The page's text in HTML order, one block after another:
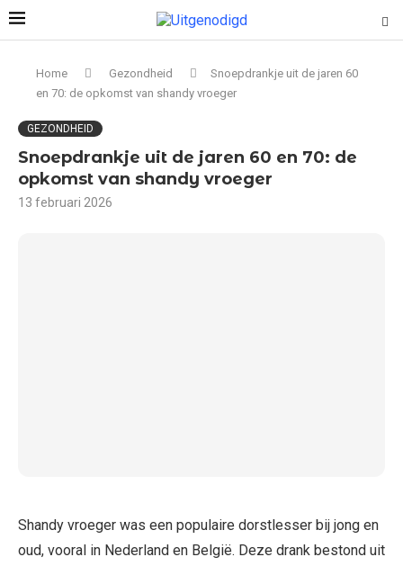
Home Gezondheid
Snoepdrankje uit de jaren 60
en 70: de opkomst van shandy vroeger
GEZONDHEID
Snoepdrankje uit de jaren 60 en 70: de
opkomst van shandy vroeger
13 februari 2026
Shandy vroeger was een populaire dorstlesser bij jong en
oud, vooral in Nederland en België. Deze drank bestond uit